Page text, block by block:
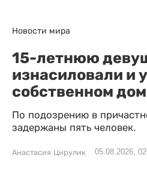
Новости мира
15-летнюю
изнасиловали и
собственном
По подозрению в
задержаны пять человек.
Анастасия Цирулик 05.08.2026,